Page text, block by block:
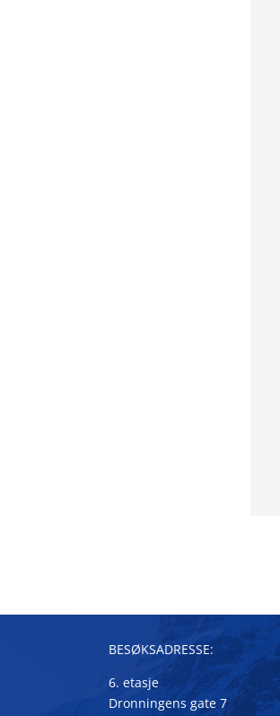
BESØKSADRESSE:
6. etasje
Dronningens gate 7